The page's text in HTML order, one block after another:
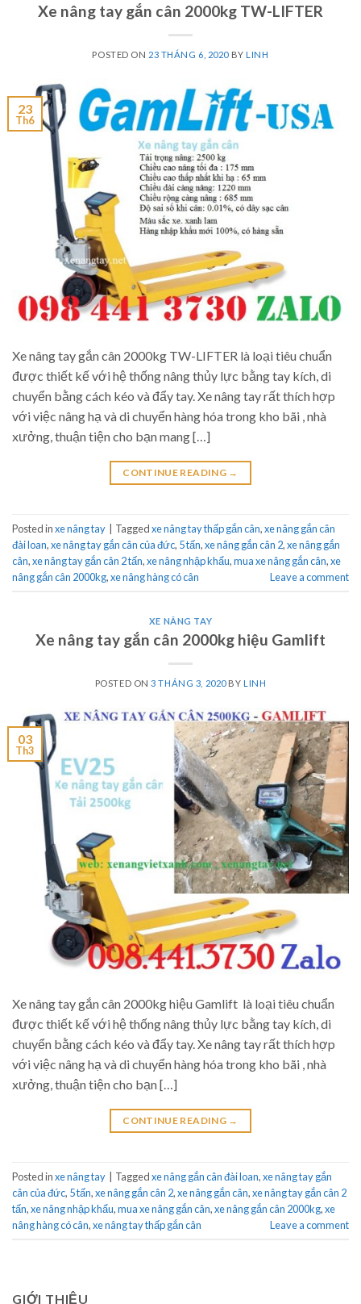
Xe nâng tay gắn cân 2000kg TW-LIFTER
POSTED ON 23 THÁNG 6, 2020 BYLINH
23
Th6
Xe nâng tay gắn cân 2000kg TW-LIFTER là loại tiêu chuẩn
được thiết kế với hệ thống nâng thủy lực bằng tay kích, di
chuyển bằng cách kéo và đẩy tay. Xe nâng tay rất thích hợp
với việc nâng hạ và di chuyển hàng hóa trong kho bãi , nhà
xưởng, thuận tiện cho bạn mang […]
CONTINUE READING →
Posted inxe nâng tay | Taggedxe nâng tay thấp gắn cân,xe nâng gắn cân
đài loan,xe nâng tay gắn cân của đức, 5 tấn,xe nâng gắn cân 2,xe nâng gắn
cân,xe nâng tay gắn cân 2 tấn,xe nâng nhập khẩu,mua xe nâng gắn cân,xe
nâng gắn cân 2000kg,xe nâng hàng có cân Leave a comment
XE NÂNG TAY
Xe nâng tay gắn cân 2000kg hiệu Gamlift
POSTED ON3 THÁNG 3, 2020BY LINH
03
Th3
Xe nâng tay gắn cân 2000kg hiệu Gamlift là loại tiêu chuẩn
được thiết kế với hệ thống nâng thủy lực bằng tay kích, di
chuyển bằng cách kéo và đẩy tay. Xe nâng tay rất thích hợp
với việc nâng hạ và di chuyển hàng hóa trong kho bãi , nhà
xưởng, thuận tiện cho bạn […]
CONTINUE READING →
Posted inxe nâng tay Taggedxe nâng gắn cân đài loan,xe nâng tay gắn
cân của đức, 5 tấn,xe nâng gắn cân 2,xe nâng gắn cân,xe nâng tay gắn cân 2
tấn,xe nâng nhập khẩu,mua xe nâng gắn cân,xe nâng gắn cân 2000kg,xe
nâng hàng có cân,xe nâng tay thấp gắn cân Leave a comment
GIỚI THIỆU